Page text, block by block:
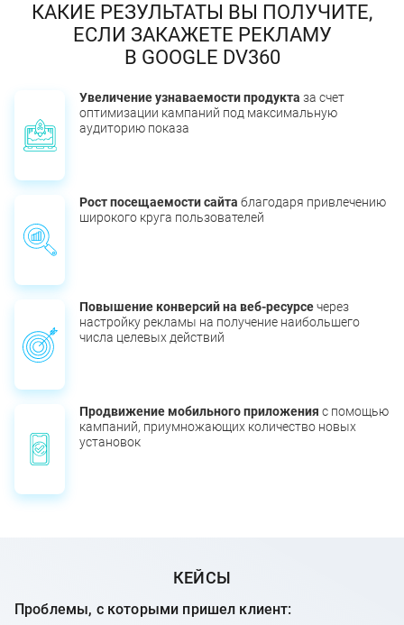
КАКИЕ РЕЗУЛЬТАТЫ ВЫ ПОЛУЧИТЕ,
ЕСЛИ ЗАКАЖЕТЕ РЕКЛАМУ
В GOOGLE DV360
Увеличение узнаваемости продукта за счет
оптимизации кампаний под максимальную
аудиторию показа
Рост посещаемости сайта благодаря привлечению
широкого круга пользователей
Повышение конверсий на веб-ресурсечерез
настройку рекламы на получение наибольшего
числа целевых действий
Продвижение мобильного приложения с помощью
кампаний, приумножающих количество новых
установок
КЕЙСЫ
Проблемы, с которыми пришел клиент: